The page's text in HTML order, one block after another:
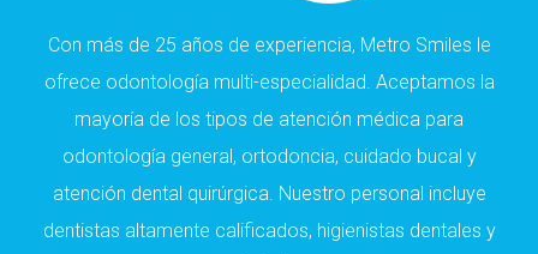
Con más de 25 años de experiencia, Metro Smiles le
ofrece odontología multi-especialidad. Aceptamos la
mayoría de los tipos de atención médica para
odontología general, ortodoncia, cuidado bucal y
atención dental quirúrgica. Nuestro personal incluye
dentistas altamente calificados, higienistas dentales y